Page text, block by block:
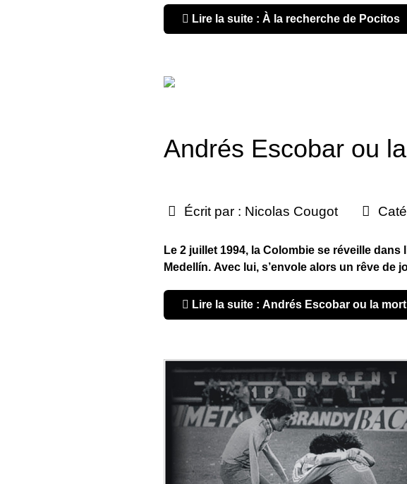
Lire la suite : À la recherche de Pocitos
Andrés Escobar ou
Écrit par : Nicolas Cougot
Le 2 juillet 1994, la Colombie se réveille
Medellín. Avec lui, s’envole alors un rêve de
Lire la suite : Andrés Escobar ou la